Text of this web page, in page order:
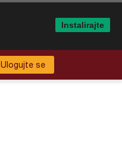
Ulogujte se
Instalirajte